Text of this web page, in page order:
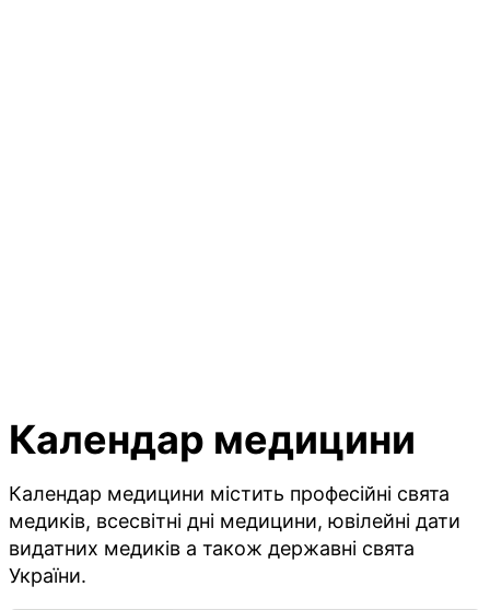
Календар медицини
Календар медицини містить професійні свята
медиків, всесвітні дні медицини, ювілейні дати
видатних медиків а також державні свята
України.